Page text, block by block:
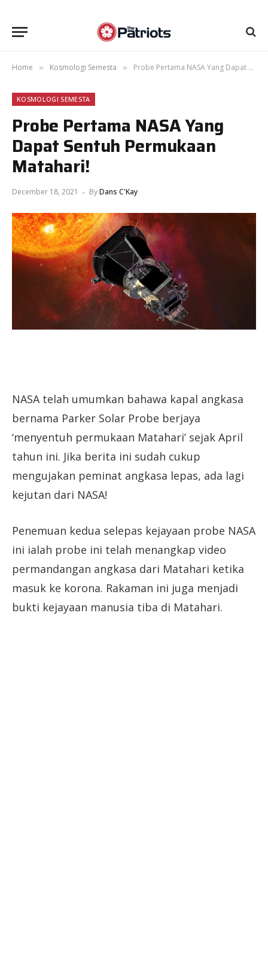
Home » Kosmologi Semesta » Probe Pertama NASA Yang Dapat Sentuh Permukaan Matahari!
KOSMOLOGI SEMESTA
Probe Pertama NASA Yang
Dapat Sentuh Permukaan
Matahari!
December 18, 2021 ByDans C'Kay
NASA telah umumkan bahawa kapal angkasa
bernama Parker Solar Probe berjaya
‘menyentuh permukaan Matahari’ sejak April
tahun ini. Jika berita ini sudah cukup
mengujakan peminat angkasa lepas, ada lagi
kejutan dari NASA!
Penemuan kedua selepas kejayaan probe NASA
ini ialah probe ini telah menangkap video
permandangan angkasa dari Matahari ketika
masuk ke korona. Rakaman ini juga menjadi
bukti kejayaan manusia tiba di Matahari.